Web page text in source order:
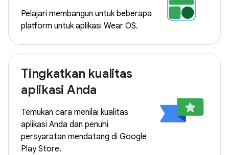
Pelajari membangun untuk beberapa
platform untuk aplikasi Wear OS.
Tingkatkan kualitas
aplikasi Anda
Temukan cara menilai kualitas
aplikasi Anda dan penuhi
persyaratan mendatang di Google
Play Store.